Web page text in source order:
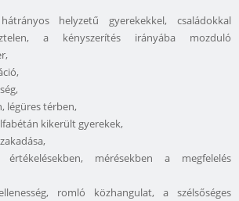
helyzetű gyerekekkel, családokkal
a kényszerítés irányába mozduló
légüres térben,
kikerült gyerekek,
értékelésekben, mérésekben a megfelelés
romló közhangulat, a szélsőséges